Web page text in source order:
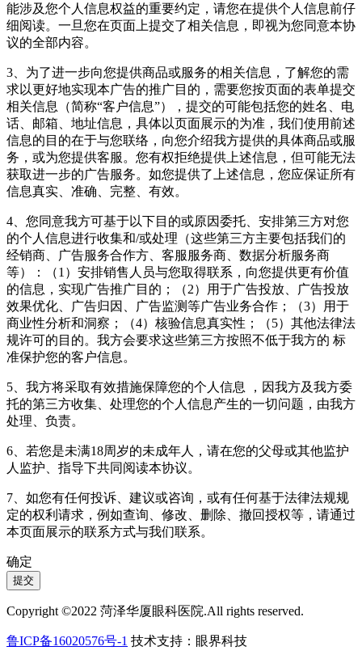
能涉及您个人信息权益的重要约定，请您在提供个人信息前仔
细阅读。一旦您在页面上提交了相关信息，即视为您同意本协
议的全部内容。
3、为了进一步向您提供商品或服务的相关信息，了解您的需
求以更好地实现本广告的推广目的，需要您按页面的表单提交
相关信息（简称“客户信息”），提交的可能包括您的姓名、电
话、邮箱、地址信息，具体以页面展示的为准，我们使用前述
信息的目的在于与您联络，向您介绍我方提供的具体商品或服
务，或为您提供客服。您有权拒绝提供上述信息，但可能无法
获取进一步的广告服务。如您提供了上述信息，您应保证所有
信息真实、准确、完整、有效。
4、您同意我方可基于以下目的或原因委托、安排第三方对您
的个人信息进行收集和/或处理（这些第三方主要包括我们的
经销商、广告服务合作方、客服服务商、数据分析服务商
等）：（1）安排销售人员与您取得联系，向您提供更有价值
的信息，实现广告推广目的；（2）用于广告投放、广告投放
效果优化、广告归因、广告监测等广告业务合作；（3）用于
商业性分析和洞察；（4）核验信息真实性；（5）其他法律法
规许可的目的。我方会要求这些第三方按照不低于我方的 标
准保护您的客户信息。
5、我方将采取有效措施保障您的个人信息 ，因我方及我方委
托的第三方收集、处理您的个人信息产生的一切问题，由我方
处理、负责。
6、若您是未满18周岁的未成年人，请在您的父母或其他监护
人监护、指导下共同阅读本协议。
7、如您有任何投诉、建议或咨询，或有任何基于法律法规规
定的权利请求，例如查询、修改、删除、撤回授权等，请通过
本页面展示的联系方式与我们联系。
确定
提交
Copyright ©2022 菏泽华厦眼科医院.All rights reserved.
鲁ICP备16020576号-1 技术支持：眼界科技